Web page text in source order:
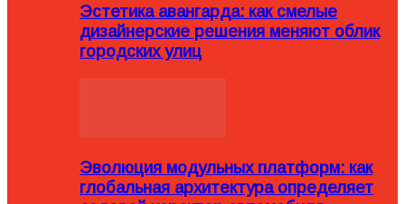
Эстетика авангарда: как смелые
дизайнерские решения меняют облик
городских улиц
Эволюция модульных платформ: как
глобальная архитектура определяет